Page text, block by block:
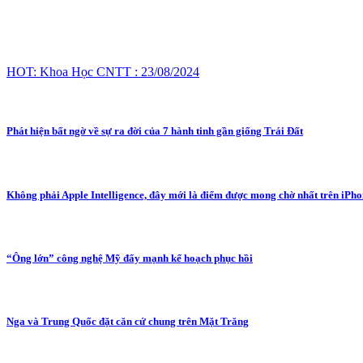
HOT: Khoa Học CNTT : 23/08/2024
Phát hiện bất ngờ về sự ra đời của 7 hành tinh gần giống Trái Đất
Không phải Apple Intelligence, đây mới là điểm được mong chờ nhất trên
“Ông lớn” công nghệ Mỹ đẩy mạnh kế hoạch phục hồi
Nga và Trung Quốc đặt căn cứ chung trên Mặt Trăng